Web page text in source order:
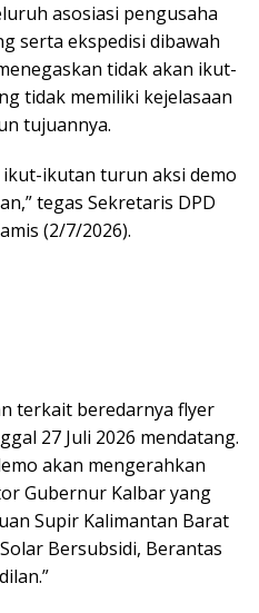
asosiasi pengusaha
serta ekspedisi dibawah
tidak akan ikut-
tidak memiliki kejelasaan
tujuannya.
ikut-ikutan turun aksi demo
tegas Sekretaris DPD
(2/7/2026).
terkait beredarnya flyer
27 Juli 2026 mendatang.
akan mengerahkan
Gubernur Kalbar yang
Supir Kalimantan Barat
Bersubsidi, Berantas